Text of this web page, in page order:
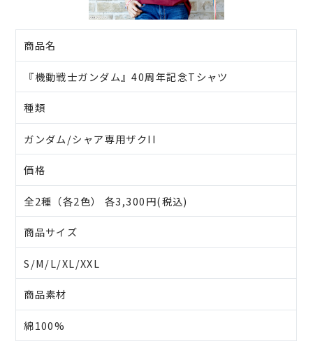
商品名
『機動戦士ガンダム』40周年記念Tシャツ
種類
ガンダム/シャア専用ザクII
価格
全2種（各2色） 各3,300円(税込)
商品サイズ
S/M/L/XL/XXL
商品素材
綿100%